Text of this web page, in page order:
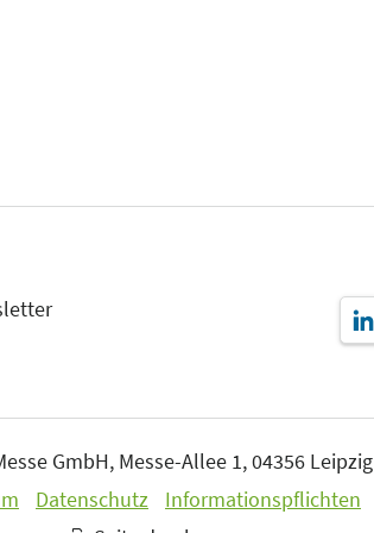
GmbH, Messe-Allee 1, 04356 Leipzig
Datenschutz
Informationspflichten